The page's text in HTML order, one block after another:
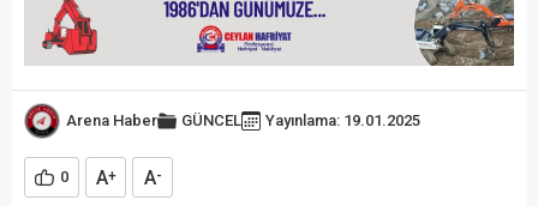
Arena Haber GÜNCEL Yayınlama: 19.01.2025
0 A+ A-